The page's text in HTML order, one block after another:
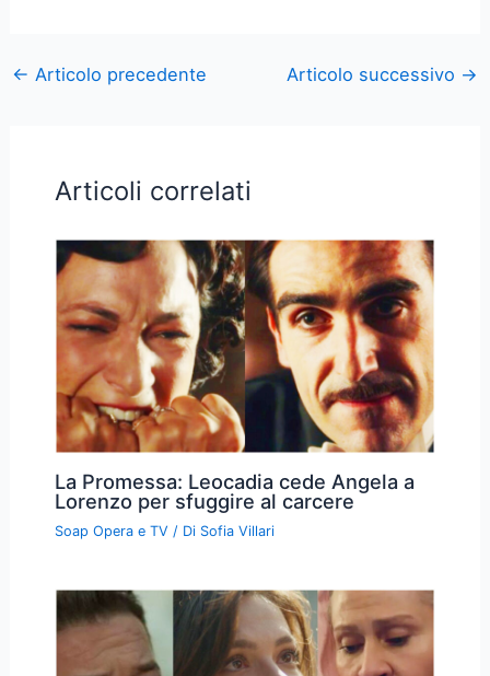
← Articolo precedente Articolo successivo →
Articoli correlati
La Promessa: Leocadia cede Angela a
Lorenzo per sfuggire al carcere
Soap Opera e TV / Di Sofia Villari